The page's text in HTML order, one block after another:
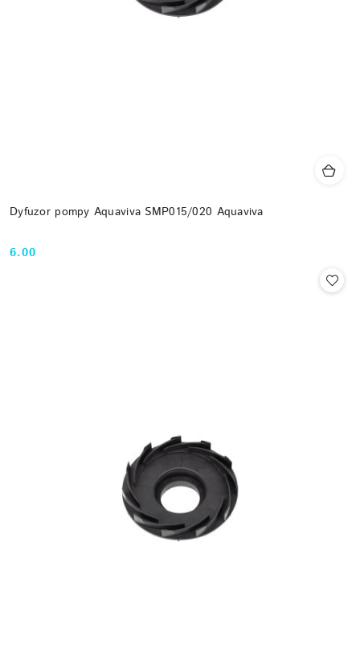
Dyfuzor pompy Aquaviva SMP015/020 Aquaviva
Cena:
6.00